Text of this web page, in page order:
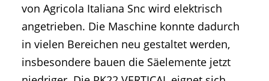
von Agricola Italiana Snc wird elektrisch
angetrieben. Die Maschine konnte dadurch
in vielen Bereichen neu gestaltet werden,
insbesondere bauen die Säelemente jetzt